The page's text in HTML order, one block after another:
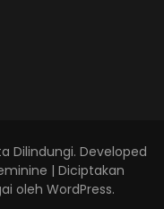
Dilindungi. Developed
| Diciptakan
oleh WordPress.